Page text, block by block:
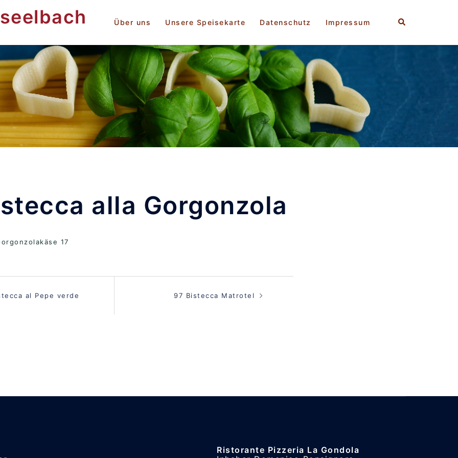
Über uns Unsere Speisekarte Datenschutz Impressum Suche
alla Gorgonzola
17
al Pepe verde 97 Bistecca Matrotel
Ristorante Pizzeria La Gondola